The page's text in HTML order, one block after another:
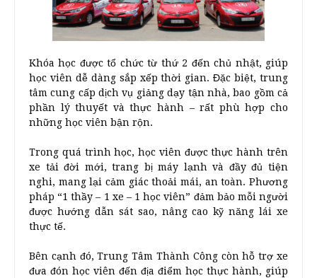
Khóa học được tổ chức từ thứ 2 đến chủ nhật, giúp
học viên dễ dàng sắp xếp thời gian. Đặc biệt, trung
tâm cung cấp dịch vụ giảng dạy tận nhà, bao gồm cả
phần lý thuyết và thực hành – rất phù hợp cho
những học viên bận rộn.
Trong quá trình học, học viên được thực hành trên
xe tải đời mới, trang bị máy lạnh và đầy đủ tiện
nghi, mang lại cảm giác thoải mái, an toàn. Phương
pháp “1 thầy – 1 xe – 1 học viên” đảm bảo mỗi người
được hướng dẫn sát sao, nâng cao kỹ năng lái xe
thực tế.
Bên cạnh đó, Trung Tâm Thành Công còn hỗ trợ xe
đưa đón học viên đến địa điểm học thực hành, giúp